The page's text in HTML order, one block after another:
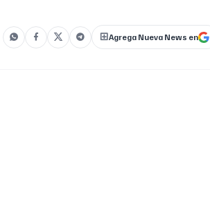
Agrega Nueva News en